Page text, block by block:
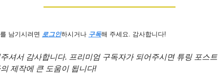
남기시려면 로그인하시거나 구독해 주세요. 감사합니다!
셔서 감사합니다. 프리미엄 구독자가 되어주시면 튜링 포스트
제작에 큰 도움이 됩니다!